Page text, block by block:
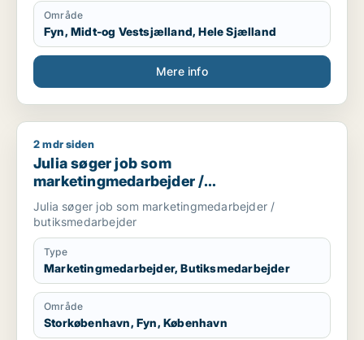
Område
Fyn, Midt-og Vestsjælland, Hele Sjælland
Mere info
Julia søger job som marketingmedarbejder /
2 mdr siden
Julia søger job som
marketingmedarbejder /
butiksmedarbejder
Julia søger job som marketingmedarbejder /
butiksmedarbejder
Type
Marketingmedarbejder, Butiksmedarbejder
Område
Storkøbenhavn, Fyn, København